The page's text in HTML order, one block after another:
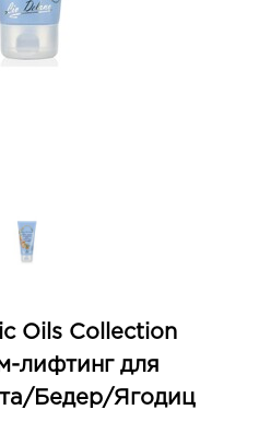
Oils Collection
лифтинг для
Бедер/Ягодиц